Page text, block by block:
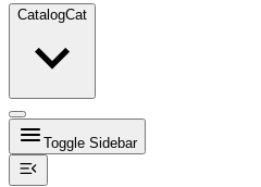
CatalogCat
Toggle Sidebar